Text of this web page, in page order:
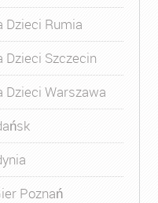
Dzieci Rumia
Dzieci Szczecin
Dzieci Warszawa
Poznań